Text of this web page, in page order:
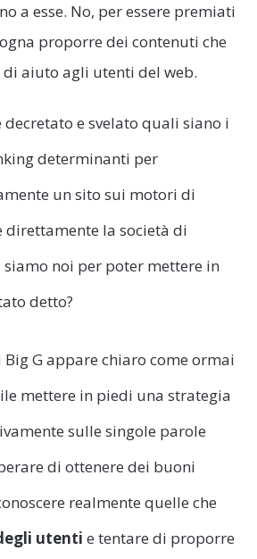
a esse. No, per essere premiati
proporre dei contenuti che
di aiuto agli utenti del web.
e svelato quali siano i
determinanti per
un sito sui motori di
direttamente la società di
noi per poter mettere in
detto?
G appare chiaro come ormai
mettere in piedi una strategia
sulle singole parole
di ottenere dei buoni
realmente quelle che
utenti e tentare di proporre